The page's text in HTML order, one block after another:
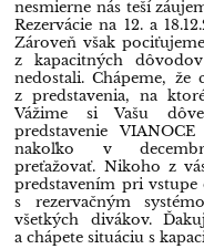
nesmierne nás teší
Rezervácie na 12. a
Zároveň však
z kapacitných
nedostali. Chápeme,
z predstavenia, na
Vážime si Vašu
predstavenie
nakoľko v
preťažovať. Nikoho z
predstavením pri
s rezervačným
všetkých divákov.
a chápete situáciu s